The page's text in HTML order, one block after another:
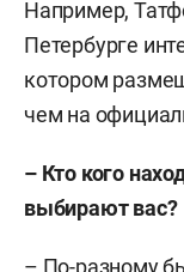
Например,
Петербурге
котором
чем на
– Кто кого
выбирают вас?
– По-разному